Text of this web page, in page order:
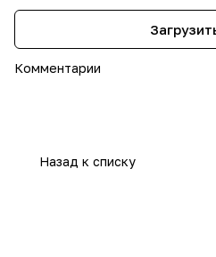
Комментарии
Назад к списку